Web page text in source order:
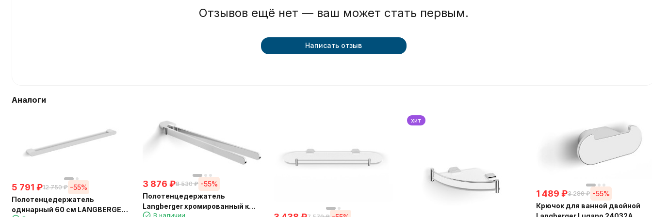
Отзывов ещё нет — ваш может стать первым.
Написать отзыв
Аналоги
5 791 ₽12 750 ₽ -55%
Полотенцедержатель
одинарный 60 см LANGBERGER
3 876 ₽8 530 ₽ -55%
Полотенцедержатель
Langberger хромированный к
В наличии
хит
1 489 ₽3 280 ₽ -55%
Крючок для ванной двойной